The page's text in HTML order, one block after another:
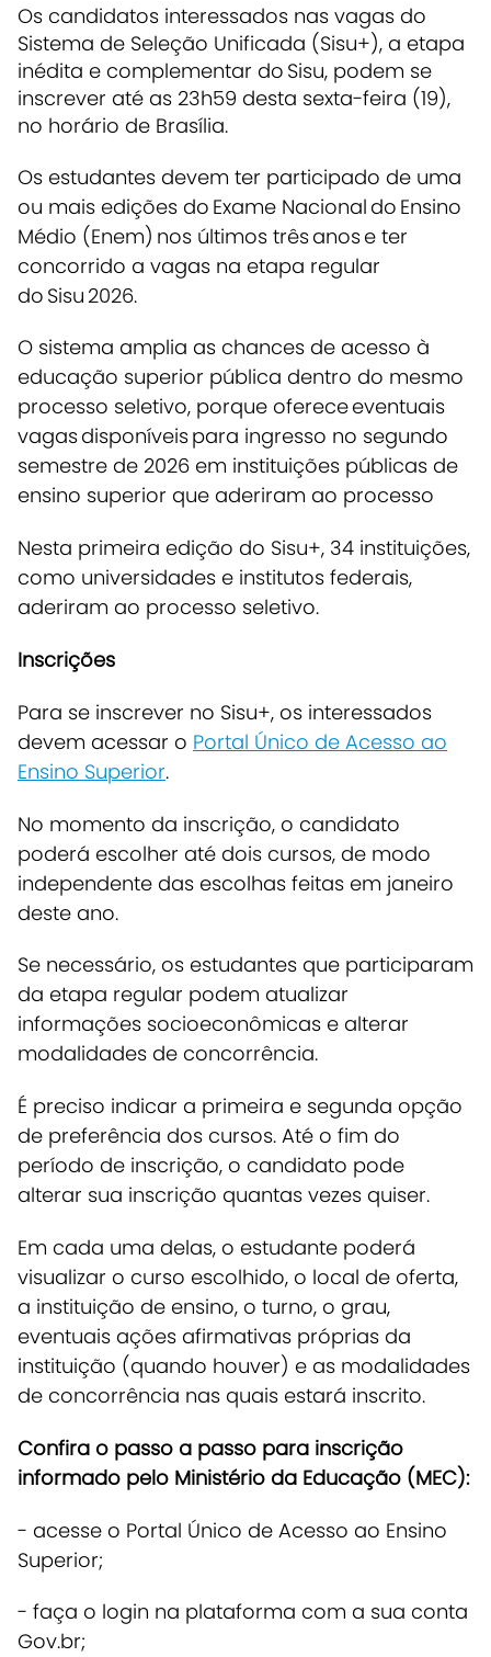
Os candidatos interessados nas vagas do
Sistema de Seleção Unificada (Sisu+), a etapa
inédita e complementar do Sisu, podem se
inscrever até as 23h59 desta sexta-feira (19),
no horário de Brasília.
Os estudantes devem ter participado de uma
ou mais edições do Exame Nacional do Ensino
Médio (Enem) nos últimos três anos e ter
concorrido a vagas na etapa regular
do Sisu 2026.
O sistema amplia as chances de acesso à
educação superior pública dentro do mesmo
processo seletivo, porque oferece eventuais
vagas disponíveis para ingresso no segundo
semestre de 2026 em instituições públicas de
ensino superior que aderiram ao processo
Nesta primeira edição do Sisu+, 34 instituições,
como universidades e institutos federais,
aderiram ao processo seletivo.
Inscrições
Para se inscrever no Sisu+, os interessados
devem acessar o Portal Único de Acesso ao
Ensino Superior.
No momento da inscrição, o candidato
poderá escolher até dois cursos, de modo
independente das escolhas feitas em janeiro
deste ano.
Se necessário, os estudantes que participaram
da etapa regular podem atualizar
informações socioeconômicas e alterar
modalidades de concorrência.
É preciso indicar a primeira e segunda opção
de preferência dos cursos. Até o fim do
período de inscrição, o candidato pode
alterar sua inscrição quantas vezes quiser.
Em cada uma delas, o estudante poderá
visualizar o curso escolhido, o local de oferta,
a instituição de ensino, o turno, o grau,
eventuais ações afirmativas próprias da
instituição (quando houver) e as modalidades
de concorrência nas quais estará inscrito.
Confira o passo a passo para inscrição
informado pelo Ministério da Educação (MEC):
- acesse o Portal Único de Acesso ao Ensino
Superior;
- faça o login na plataforma com a sua conta
Gov.br;